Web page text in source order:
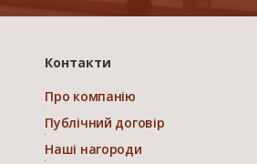
Контакти
Про компанію
Публічний договір
Наші нагороди